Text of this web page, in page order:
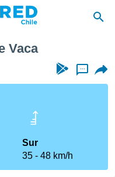
Vaca
...
Sur
35
48 km/h